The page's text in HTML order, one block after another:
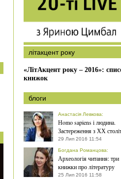
літакцент року
«ЛітАкцент року – 2016»:
книжок
блоги
Анастасія Левкова:
Нomo sapiens і людина.
Застереження з ХХ
29 Лип 2016 11:54
Богдана Романцова:
Археологія читання: три
книжки про літературу
25 Лип 2016 11:58